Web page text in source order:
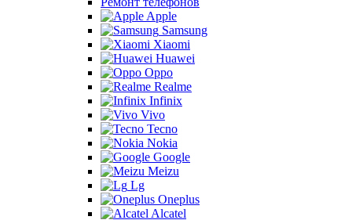
Apple
Samsung
Xiaomi
Huawei
Oppo
Realme
Infinix
Vivo
Tecno
Nokia
Google
Meizu
Lg
Oneplus
Alcatel